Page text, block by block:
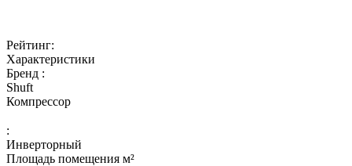
Рейтинг:
Характеристики
Бренд :
Shuft
Компрессор
:
Инверторный
Площадь помещения м²